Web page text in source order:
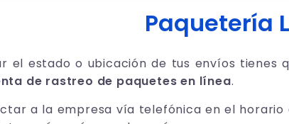
Paquetería
el estado o ubicación de tus envíos
de rastreo de paquetes en línea.
a la empresa vía telefónica en el horario